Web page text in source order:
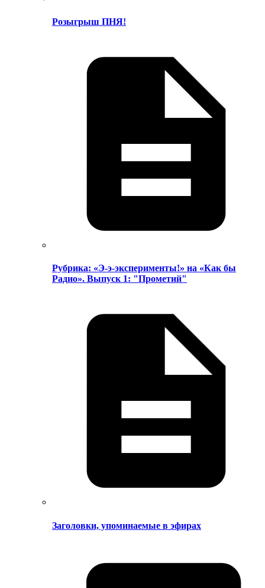
Розыгрыш ПНЯ!
Рубрика: «Э-э-эксперименты!» на «Как бы
Радио». Выпуск 1: "Прометий"
Заголовки, упоминаемые в эфирах